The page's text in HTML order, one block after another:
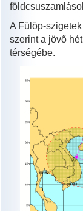
A Fülöp-
szerint a jövő
térségébe.